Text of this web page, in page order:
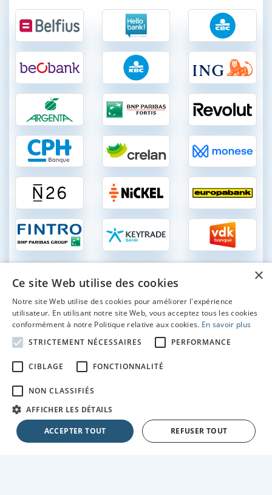
Comparatif-compte-courant.be| 46 comptes à vue gratuits et
payants en Belgique : comparatif
indépendance en Belgique: optez pour une banque moins chère et
Comparatif-carte-de-crédit
×
Ce site Web utilise des cookies
Notre site Web utilise des cookies pour améliorer l'expérience
utilisateur. En utilisant notre site Web, vous acceptez tous les cookies
conformément à notre Politique relative aux cookies. En savoir plus
STRICTEMENT NÉCESSAIRES
PERFORMANCE
CIBLAGE FONCTIONNALITÉ
NON CLASSIFIÉS
AFFICHER LES DÉTAILS
ACCEPTER TOUT REFUSER TOUT